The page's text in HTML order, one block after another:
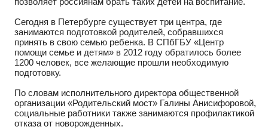
Сегодня в Петербурге существует три центра, где
занимаются подготовкой родителей, собравшихся
принять в свою семью ребенка. В СПбГБУ «Центр
помощи семье и детям» в 2012 году обратилось более
1200 человек, все желающие прошли необходимую
подготовку.
По словам исполнительного директора общественной
организации «Родительский мост» Галины Анисифоровой,
социальные работники также занимаются профилактикой
отказа от новорожденных.